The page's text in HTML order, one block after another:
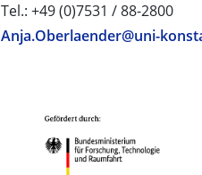
Tel.: +49 (0)7531 / 88-2800
Anja.Oberlaender@uni-